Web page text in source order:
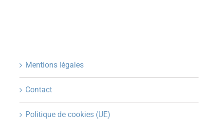
Mentions légales
Contact
Politique de cookies (UE)